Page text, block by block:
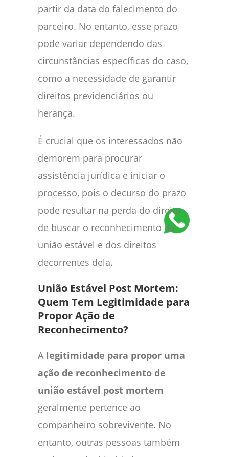
partir da data do falecimento do
parceiro. No entanto, esse prazo
pode variar dependendo das
circunstâncias específicas do caso,
como a necessidade de garantir
direitos previdenciários ou
herança.
É crucial que os interessados não
demorem para procurar
assistência jurídica e iniciar o
processo, pois o decurso do prazo
pode resultar na perda do direito
de buscar o reconhecimento da
união estável e dos direitos
decorrentes dela.
União Estável Post Mortem:
Quem Tem Legitimidade para
Propor Ação de
Reconhecimento?
A legitimidade para propor uma
ação de reconhecimento de
união estável post mortem
geralmente pertence ao
companheiro sobrevivente. No
entanto, outras pessoas também